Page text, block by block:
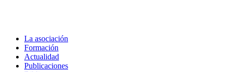
La asociación
Formación
Actualidad
Publicaciones